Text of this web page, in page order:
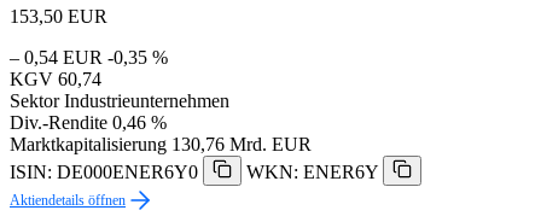
153,50 EUR
– 0,54 EUR -0,35 %
KGV 60,74
Sektor Industrieunternehmen
Div.-Rendite 0,46 %
Marktkapitalisierung 130,76 Mrd. EUR
ISIN: DE000ENER6Y0
WKN: ENER6Y
Aktiendetails öffnen